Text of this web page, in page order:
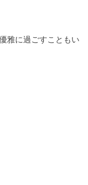
雅に過ごすこともい